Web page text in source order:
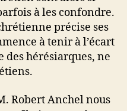
à les confondre.
précise ses
à tenir à l’écart
des hérésiarques, ne
Robert Anchel nous